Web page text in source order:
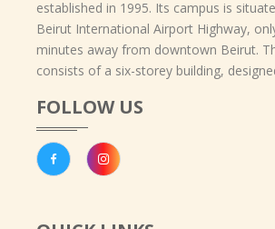
established in 1995. Its campus is
Beirut International Airport Highway,
minutes away from downtown Beirut.
consists of a six-storey building,
FOLLOW US